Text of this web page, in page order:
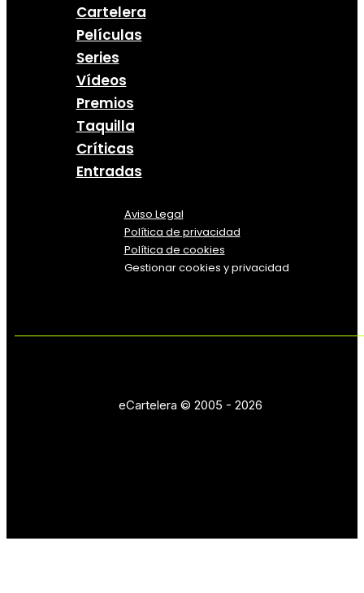
Cartelera
Películas
Series
Vídeos
Premios
Taquilla
Críticas
Entradas
Aviso Legal
Política de privacidad
Política de cookies
Gestionar cookies y privacidad
eCartelera © 2005 - 2026